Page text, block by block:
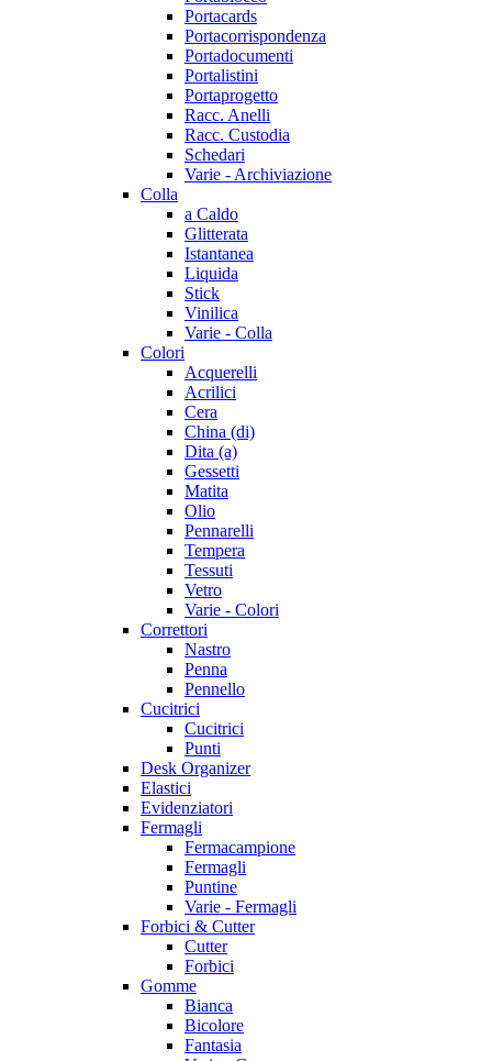
Portacards
Portacorrispondenza
Portadocumenti
Portalistini
Portaprogetto
Racc. Anelli
Racc. Custodia
Schedari
Varie - Archiviazione
Colla
a Caldo
Glitterata
Istantanea
Liquida
Stick
Vinilica
Varie - Colla
Colori
Acquerelli
Acrilici
Cera
China (di)
Dita (a)
Gessetti
Matita
Olio
Pennarelli
Tempera
Tessuti
Vetro
Varie - Colori
Correttori
Nastro
Penna
Pennello
Cucitrici
Cucitrici
Punti
Desk Organizer
Elastici
Evidenziatori
Fermagli
Fermacampione
Fermagli
Puntine
Varie - Fermagli
Forbici & Cutter
Cutter
Forbici
Gomme
Bianca
Bicolore
Fantasia